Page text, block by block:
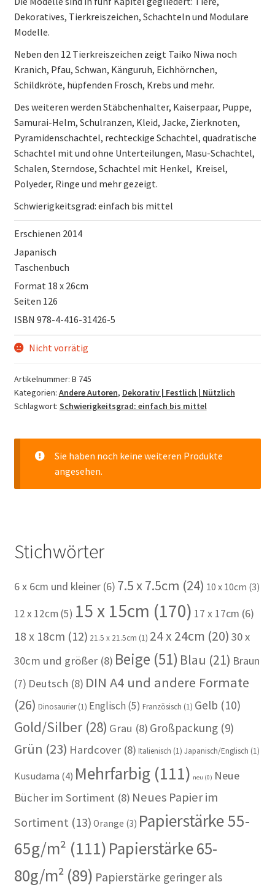
Dekoratives, Tierkreiszeichen, Schachteln und Modulare
Modelle.
Neben den 12 Tierkreiszeichen zeigt Taiko Niwa noch
Kranich, Pfau, Schwan, Känguruh, Eichhörnchen,
Schildkröte, hüpfenden Frosch, Krebs und mehr.
Des weiteren werden Stäbchenhalter, Kaiserpaar, Puppe,
Samurai-Helm, Schulranzen, Kleid, Jacke, Zierknoten,
Pyramidenschachtel, rechteckige Schachtel, quadratische
Schachtel mit und ohne Unterteilungen, Masu-Schachtel,
Schalen, Sterndose, Schachtel mit Henkel, Kreisel,
Polyeder, Ringe und mehr gezeigt.
Schwierigkeitsgrad: einfach bis mittel
Erschienen 2014
Japanisch
Taschenbuch
Format 18 x 26cm
Seiten 126
ISBN 978-4-416-31426-5
Nicht vorrätig
Artikelnummer: B 745
Kategorien: Andere Autoren, Dekorativ | Festlich | Nützlich
Schlagwort: Schwierigkeitsgrad: einfach bis mittel
Sie haben noch keine weiteren Produkte
angesehen.
Stichwörter
6 x 6cm und kleiner(6) 7.5 x 7.5cm (24) 10 x 10cm (3)
12 x 12cm (5) 15 x 15cm (170) 17 x 17cm (6)
18 x 18cm (12) 21.5 x 21.5cm (1) 24 x 24cm (20) 30 x
30cm und größer(8) Beige (51) Blau (21) Braun
(7) Deutsch (8) DIN A4 und andere Formate
(26) Dinosaurier(1) Englisch (5) Französisch (1) Gelb (10)
Gold/Silber(28) Grau (8) Großpackung(9)
Grün (23) Hardcover(8) Italienisch (1) Japanisch/Englisch (1)
Kusudama (4) Mehrfarbig(111) neu (0) Neue
Bücher im Sortiment (8) Neues Papier im
Sortiment(13) Orange (3) Papierstärke 55-
65g/m² (111) Papierstärke 65-
80g/m²(89) Papierstärke geringer als